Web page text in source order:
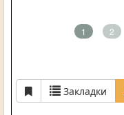
1 2
Закладки